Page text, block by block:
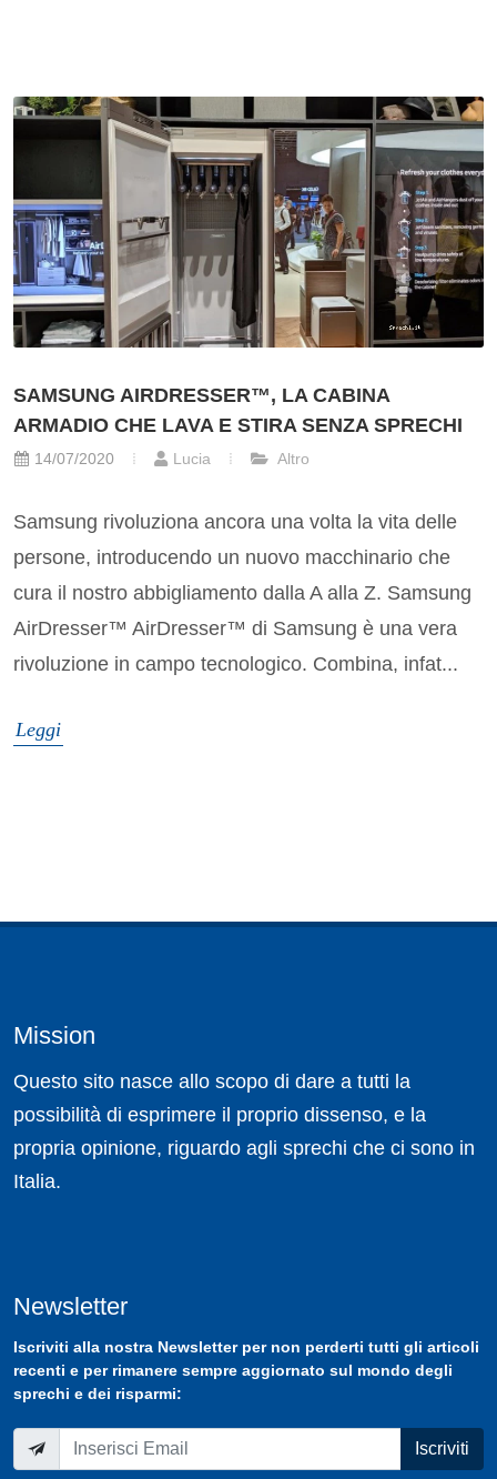
SAMSUNG AIRDRESSER™, LA CABINA
ARMADIO CHE LAVA E STIRA SENZA SPRECHI
14/07/2020 Lucia Altro
Samsung rivoluziona ancora una volta la vita delle
persone, introducendo un nuovo macchinario che
cura il nostro abbigliamento dalla A alla Z. Samsung
AirDresser™ AirDresser™ di Samsung è una vera
rivoluzione in campo tecnologico. Combina, infat...
Leggi
Mission
Questo sito nasce allo scopo di dare a tutti la
possibilità di esprimere il proprio dissenso, e la
propria opinione, riguardo agli sprechi che ci sono in
Italia.
Newsletter
Iscriviti alla nostra Newsletterper non perderti tutti gli articoli
recenti e per rimanere sempre aggiornato sul mondo degli
sprechi e dei risparmi:
Iscriviti